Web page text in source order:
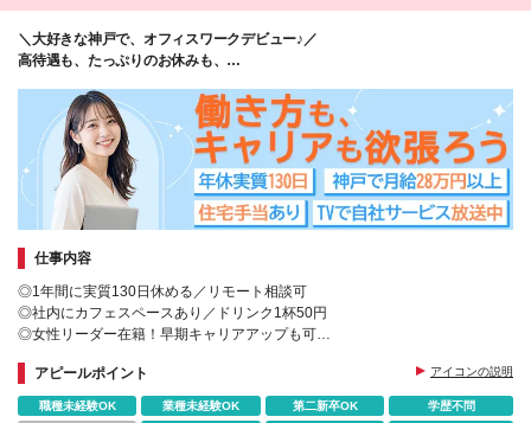
1-19 JPR那覇ビル7F (変更の範囲)上記を除く当社関
連勤務地
＼大好きな神戸で、オフィスワークデビュー♪／
高待遇も、たっぷりのお休みも、
仕事内容
◎1年間に実質130日休める／リモート相談可
◎社内にカフェスペースあり／ドリンク1杯50円
◎女性リーダー在籍！早期キャリアアップも可
◎ネイル・ピアス・服装・髪色自由
アピールポイント アイコンの説明
職種未経験OK 業種未経験OK 第二新卒OK
学歴不問